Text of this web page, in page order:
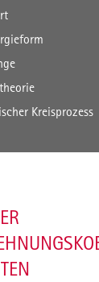
Kreisprozess